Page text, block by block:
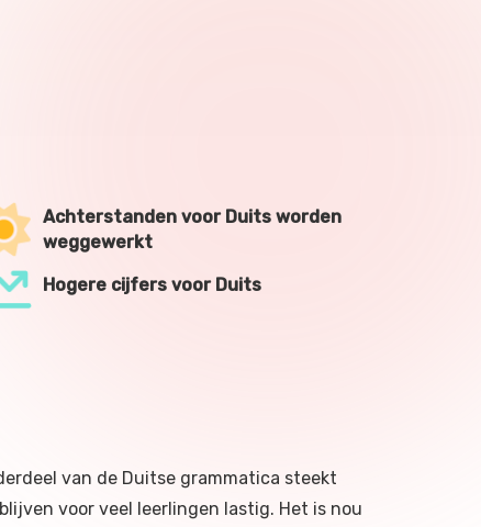
Achterstanden voor Duits worden
weggewerkt
Hogere cijfers voor Duits
van de Duitse grammatica steekt
voor veel leerlingen lastig. Het is nou